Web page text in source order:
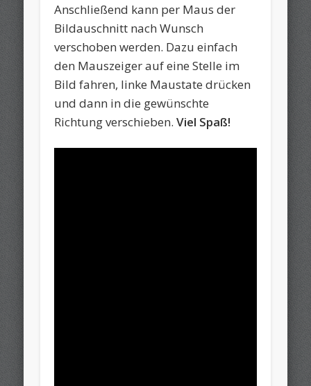
Anschließend kann per Maus der
Bildauschnitt nach Wunsch
verschoben werden. Dazu einfach
den Mauszeiger auf eine Stelle im
Bild fahren, linke Maustate drücken
und dann in die gewünschte
Richtung verschieben.Viel Spaß!